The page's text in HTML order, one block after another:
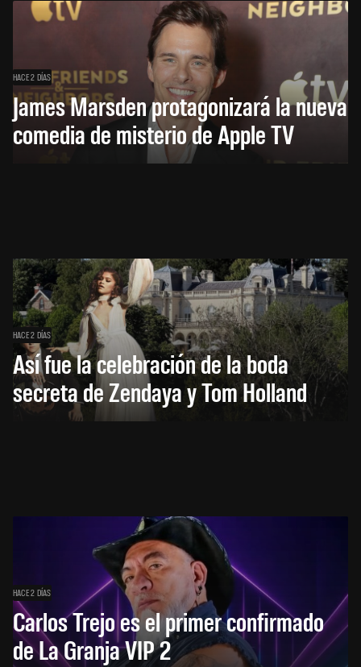
HACE 2 DÍAS
James Marsden protagonizará la nueva
comedia de misterio de Apple TV
HACE 2 DÍAS
Así fue la celebración de la boda
secreta de Zendaya y Tom Holland
HACE 2 DÍAS
Carlos Trejo es el primer confirmado
de La Granja VIP 2